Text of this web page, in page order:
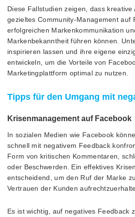
Diese Fallstudien zeigen, dass kreative
gezieltes Community-Management auf
erfolgreichen Markenkommunikation
Markenbekanntheit führen können.
inspirieren lassen und ihre eigene
entwickeln, um die Vorteile von
Marketingplattform optimal zu nutzen.
Tipps für den Umgang mit
Krisenmanagement auf Facebook
In sozialen Medien wie Facebook
schnell mit negativem Feedback
Form von kritischen Kommentaren,
oder Beschwerden. Ein effektives
entscheidend, um den Ruf der Marke
Vertrauen der Kunden
Es ist wichtig, auf negatives Feedback